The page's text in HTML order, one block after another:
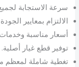
سرعة الاستجابة
الالتزام بمعايير
أسعار مناسبة
توفير قطع غيار أصلية.
تغطية شاملة لمعظم